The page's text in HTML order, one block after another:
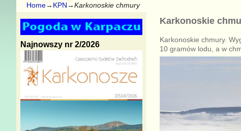
Home→ KPN→Karkonoskie chmury
Karkonoskie
Karkonoskie chmury.
10 gramów lodu, a w
Najnowszy nr 2/2026